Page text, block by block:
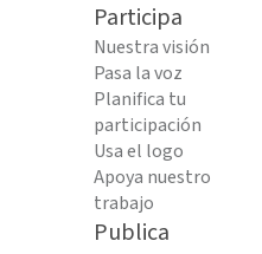
Participa
Nuestra visión
Pasa la voz
Planifica tu
participación
Usa el logo
Apoya nuestro
trabajo
Publica